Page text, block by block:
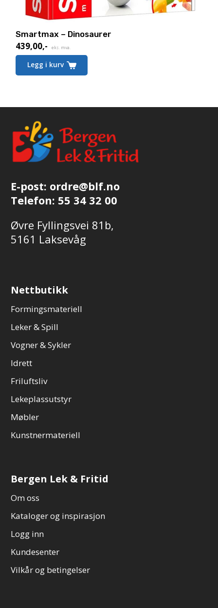
Smartmax – Dinosaurer
439,00,- eks. mva.
Legg i kurv
E-post: ordre@blf.no
Telefon: 55 34 32 00
Øvre Fyllingsvei 81b,
5161 Laksevåg
Nettbutikk
Formingsmateriell
Leker & Spill
Vogner & Sykler
Idrett
Friluftsliv
Lekeplassutstyr
Møbler
Kunstnermateriell
Bergen Lek & Fritid
Om oss
Kataloger og inspirasjon
Logg inn
Kundesenter
Vilkår og betingelser